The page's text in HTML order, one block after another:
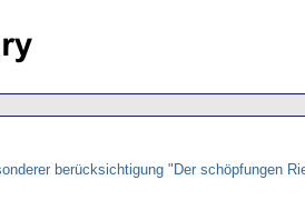
berücksichtigung "Der schöpfungen